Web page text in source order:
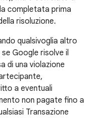
completata prima
risoluzione.
qualsivoglia altro
Google risolve il
di una violazione
a eventuali
non pagate fino a
Transazione